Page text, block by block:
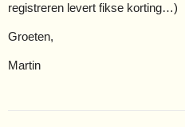
registreren levert fikse korting…)
Groeten,
Martin